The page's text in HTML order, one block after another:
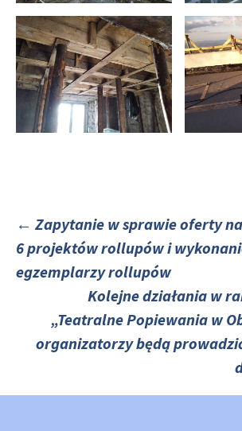
Nawigacja
← Zapytanie w sprawie oferty
6 projektów rollupów i
egzemplarzy rollupów
Kolejne działania w
„Teatralne Popiewania w
organizatorzy będą